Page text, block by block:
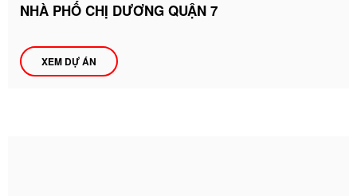
NHÀ PHỐ CHỊ DƯƠNG QUẬN 7
XEM DỰ ÁN